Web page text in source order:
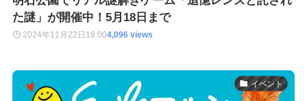
た謎」が開催中！5月18日まで
2024年11月22日 18:004,096 views
イベント